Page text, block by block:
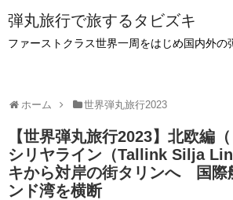
弾丸旅行で旅するタビズキ
ファーストクラス世界一周をはじめ国内外の
ホーム 世界弾丸旅行2023
【世界弾丸旅行2023】北欧編
シリヤライン（Tallink Silja
キから対岸の街タリンへ 国際
ンド湾を横断